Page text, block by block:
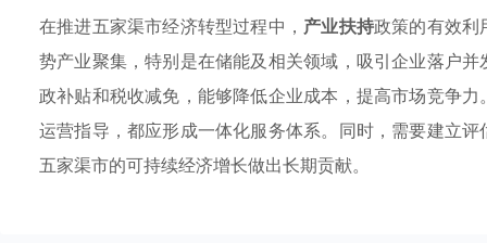
在推进五家渠市经济转型过程中， 产业扶持政策的有效利
势产业聚集，特别是在储能及相关领域，吸引企业落户
政补贴和税收减免，能够降低企业成本，提高市场竞争
运营指导，都应形成一体化服务体系。同时，需要建立
五家渠市的可持续经济增长做出长期贡献。